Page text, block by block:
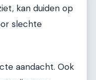
kan duiden op
slechte
aandacht. Ook